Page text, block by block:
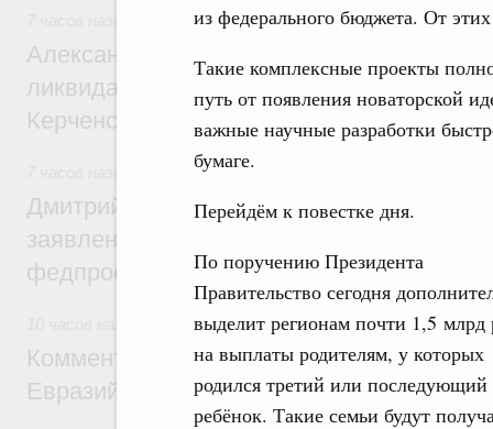
из федерального бюджета. От
Такие комплексные проекты
путь от появления новаторской
важные научные разработки
бумаге.
Перейдём к повестке дня.
По поручению Президента
Правительство сегодня
выделит регионам почти 1,5 млрд
на выплаты родителям, у которых
родился третий или последующий
ребёнок. Такие семьи будут
Чрезвычайные ситуации и ликвидация их
Александр Козлов провёл заседание
ликвидации последствий чрезвычайной
Керченском проливе
Среднее профессиональное образование
Дмитрий Чернышенко: Установлен
заявлений от абитуриентов колледжей и
федпроекта «Профессионалитет»
Евразийский экономический союз.
Комментарий Алексея Оверчука по
Евразийского межправительственного